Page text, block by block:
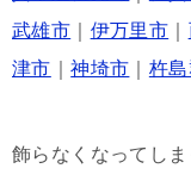
武雄市
伊万里市
津市 ｜神埼市 杵島
飾らなくなってし